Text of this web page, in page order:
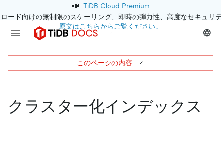
📣 TiDB Cloud Premium
ード向けの無制限のスケーリング、即時の弾力性、高度なセキュリ
原文はこちらからご覧ください。
クラスター化インデックス
このページの内容